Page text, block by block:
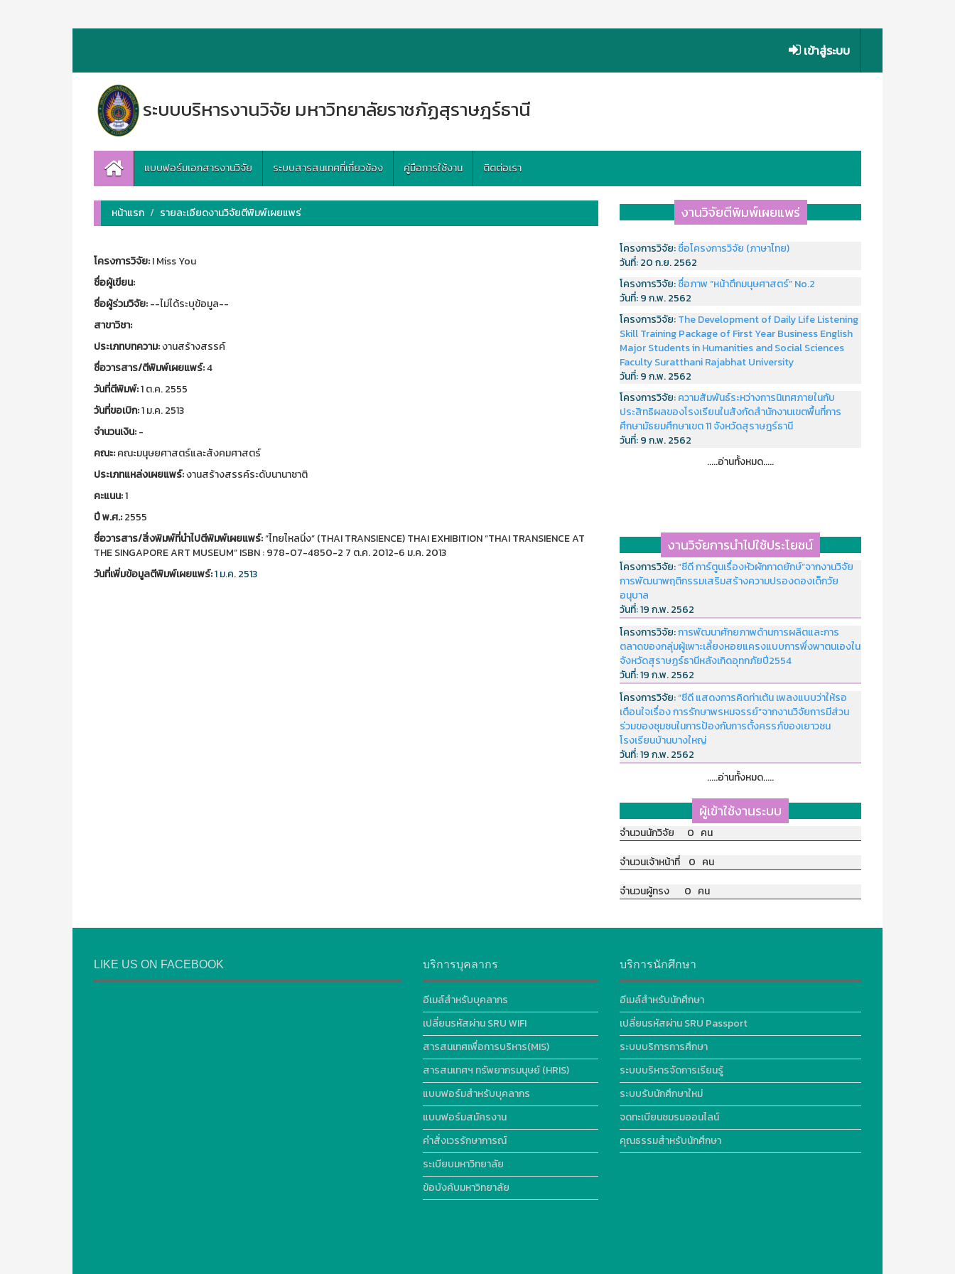
เข้าสู่ระบบ
ระบบบริหารงานวิจัย มหาวิทยาลัยราชภัฏสุราษฎร์ธานี
แบบฟอร์มเอกสารงานวิจัย ระบบสารสนเทศที่เกี่ยวข้อง คู่มือการใช้งาน ติตต่อเรา
หน้าแรก รายละเอียดงานวิจัยตีพิมพ์เผยแพร่
โครงการวิจัย:I Miss You
ชื่อผู้เขียน:
ชื่อผู้ร่วมวิจัย:--ไม่ได้ระบุข้อมูล--
สาขาวิชา:
ประเภทบทความ:งานสร้างสรรค์
ชื่อวารสาร/ตีพิมพ์เผยแพร์:4
วันที่ตีพิมพ์:1 ต.ค. 2555
วันที่ขอเบิก:1 ม.ค. 2513
จำนวนเงิน:-
คณะ:คณะมนุษยศาสตร์และสังคมศาสตร์
ประเภทแหล่งเผยแพร์:งานสร้างสรรค์ระดับนานาชาติ
คะแนน:1
ปี พ.ศ.:2555
ชื่อวารสาร/สิ่งพิมพ์ที่นำไปตีพิมพ์เผยแพร์:“ไทยไหลนิ่ง” (THAI TRANSIENCE) THAI EXHIBITION “THAI TRANSIENCE AT
THE SINGAPORE ART MUSEUM” ISBN : 978-07-4850-2 7 ต.ค. 2012-6 ม.ค. 2013
วันที่เพิ่มข้อมูลตีพิมพ์เผยแพร์:1 ม.ค. 2513
งานวิจัยตีพิมพ์เผยแพร่
โครงการวิจัย:ชื่อโครงการวิจัย (ภาษาไทย)
วันที่:20 ก.ย. 2562
โครงการวิจัย:ชื่อภาพ “หน้าตึกมนุษศาสตร์” No.2
วันที่:9 ก.พ. 2562
โครงการวิจัย:The Development of Daily Life Listening
Skill Training Package of First Year Business English
Major Students in Humanities and Social Sciences
Faculty Suratthani Rajabhat University
วันที่:9 ก.พ. 2562
โครงการวิจัย:ความสัมพันธ์ระหว่างการนิเทศภายในกับ
ประสิทธิผลของโรงเรียนในสังกัดสำนักงานเขตพื้นที่การ
ศึกษามัธยมศึกษาเขต 11 จังหวัดสุราษฎร์ธานี
วันที่:9 ก.พ. 2562
.....อ่านทั้งหมด.....
งานวิจัยการนำไปใช้ประโยชน์
โครงการวิจัย:“ซีดี การ์ตูนเรื่องหัวผักกาดยักษ์”จากงานวิจัย
การพัฒนาพฤติกรรมเสริมสร้างความปรองดองเด็กวัย
อนุบาล
วันที่:19 ก.พ. 2562
โครงการวิจัย:การพัฒนาศักยภาพด้านการผลิตและการ
ตลาดของกลุ่มผู้เพาะเลี้ยงหอยแครงแบบการพึ่งพาตนเองใน
จังหวัดสุราษฏร์ธานีหลังเกิดอุทกภัยปี2554
วันที่:19 ก.พ. 2562
โครงการวิจัย:“ซีดี แสดงการคิดท่าเต้น เพลงแบบว่าให้รอ
เตือนใจเรื่อง การรักษาพรหมจรรย์”จากงานวิจัยการมีส่วน
ร่วมของชุมชนในการป้องกันการตั้งครรภ์ของเยาวชน
โรงเรียนบ้านบางใหญ่
วันที่:19 ก.พ. 2562
.....อ่านทั้งหมด.....
ผู้เข้าใช้งานระบบ
จำนวนนักวิจัย 0 คน
จำนวนเจ้าหน้าที่ 0 คน
จำนวนผู้ทรง 0 คน
LIKE US ON FACEBOOK บริการบุคลากร
อีเมล์สำหรับบุคลากร
เปลี่ยนรหัสผ่าน SRU WIFI
สารสนเทศเพื่อการบริหาร(MIS)
สารสนเทศฯ ทรัพยากรมนุษย์ (HRIS)
แบบฟอร์มสำหรับบุคลากร
แบบฟอร์มสมัครงาน
คำสั่งเวรรักษาการณ์
ระเบียบมหาวิทยาลัย
ข้อบังคับมหาวิทยาลัย
บริการนักศึกษา
อีเมล์สำหรับนักศึกษา
เปลี่ยนรหัสผ่าน SRU Passport
ระบบบริการการศึกษา
ระบบบริหารจัดการเรียนรู้
ระบบรับนักศึกษาใหม่
จดทะเบียนชมรมออนไลน์
คุณธรรมสำหรับนักศึกษา